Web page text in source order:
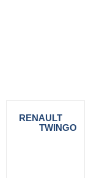
RENAULT
-
TWINGO